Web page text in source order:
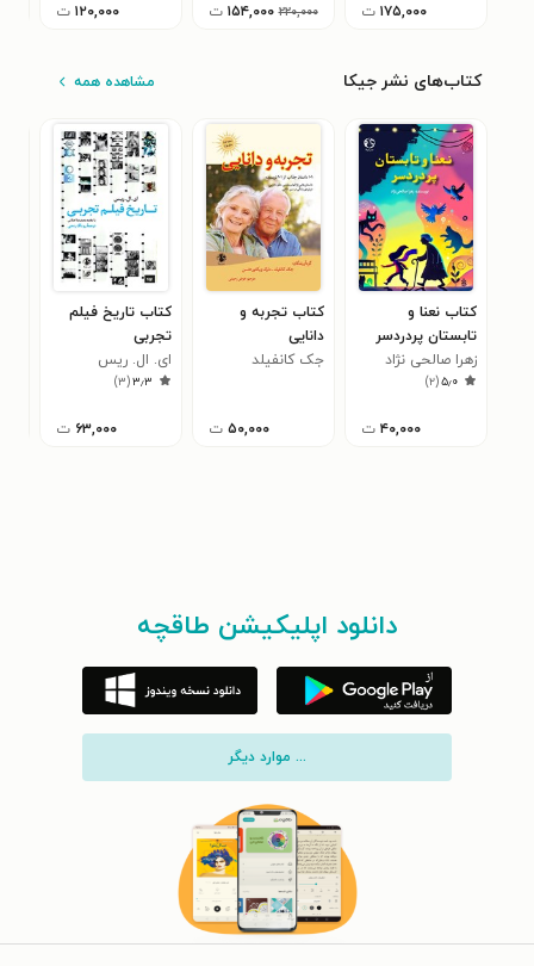
۱۷۵,۰۰۰ ت ۲۲۰,۰۰۰ ۱۵۴,۰۰۰ ت ۱۲۰,۰۰۰ ت
کتاب‌های نشر جیکا مشاهده همه
کتاب نعنا و
تابستان پردردسر
زهرا صالحی نژاد
۵٫۰(۲)
۴۰,۰۰۰ ت
کتاب تجربه و
دانایی
جک کانفیلد
۵۰,۰۰۰ ت
کتاب تاریخ فیلم
تجربی
ای. ال. ریس
۳٫۳(۳)
۶۳,۰۰۰ ت
دانلود اپلیکیشن طاقچه
... موارد دیگر